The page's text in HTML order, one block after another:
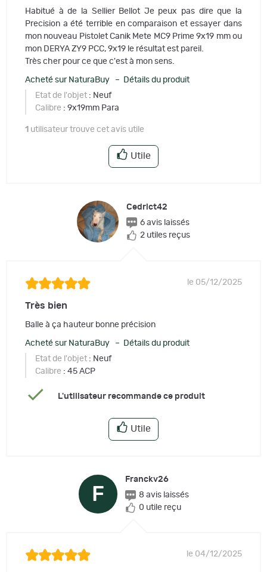
Habitué à de la Sellier Bellot Je peux pas dire que la
Precision a été terrible en comparaison et essayer dans
mon nouveau Pistolet Canik Mete MC9 Prime 9x19 mm ou
mon DERYA ZY9 PCC, 9x19 le résultat est pareil.
Très cher pour ce que c'est à mon sens.
Acheté sur NaturaBuy – Détails du produit
Etat de l'objet : Neuf
Calibre : 9x19mm Para
1 utilisateur trouve cet avis utile
Utile
Cedrict42
6 avis laissés
2 utiles reçus
le 05/12/2025
Très bien
Balle à ça hauteur bonne précision
Acheté sur NaturaBuy – Détails du produit
Etat de l'objet : Neuf
Calibre : 45 ACP
L'utilisateur recommande ce produit
Utile
F
Franckv26
8 avis laissés
0 utile reçu
le 04/12/2025